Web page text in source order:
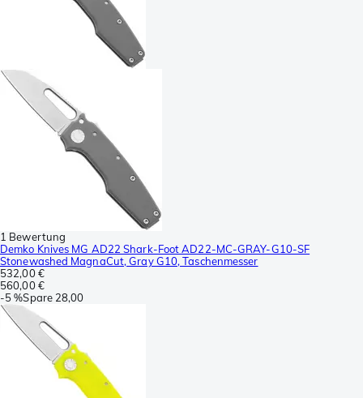
1 Bewertung
Demko Knives MG AD22 Shark-Foot AD22-MC-GRAY-G10-SF
Stonewashed MagnaCut, Gray G10, Taschenmesser
532,00 €
560,00 €
-5 %Spare 28,00